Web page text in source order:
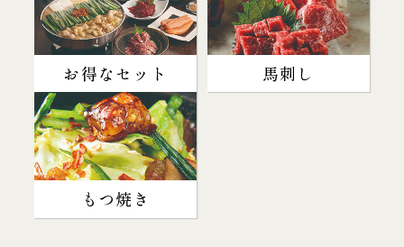
お得なセット 馬刺し
もつ焼き